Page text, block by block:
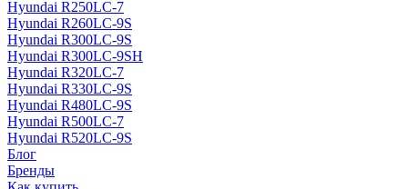
Hyundai R250LC-7
Hyundai R260LC-9S
Hyundai R300LC-9S
Hyundai R300LC-9SH
Hyundai R320LC-7
Hyundai R330LC-9S
Hyundai R480LC-9S
Hyundai R500LC-7
Hyundai R520LC-9S
Блог
Бренды